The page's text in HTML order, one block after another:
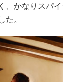
、かなりスパ
た。